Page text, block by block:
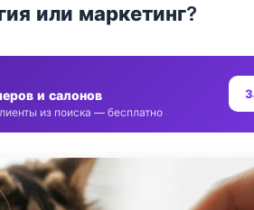
или маркетинг?
и салонов
из поиска — бесплатно